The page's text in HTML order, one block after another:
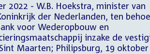
2022 - W.B. Hoekstra, minister van
der Nederlanden, ten
voor Wederopbouw en
inzake de
Maarten; Philipsburg, 19 oktober